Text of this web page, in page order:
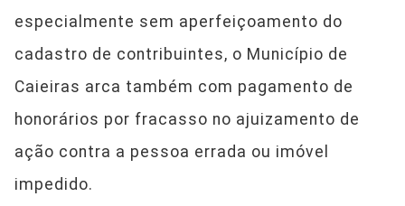
especialmente sem aperfeiçoamento do
cadastro de contribuintes, o Município de
Caieiras arca também com pagamento de
honorários por fracasso no ajuizamento de
ação contra a pessoa errada ou imóvel
impedido.